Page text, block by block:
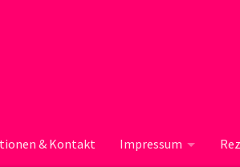
& Kontakt Impressum